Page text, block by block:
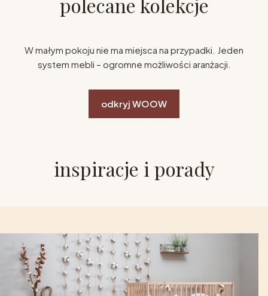
W małym pokoju nie ma miejsca na przypadki. Jeden
system mebli – ogromne możliwości aranżacji.
odkryj WOOW
inspiracje i porady